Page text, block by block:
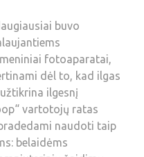
buvo
fotoaparatai,
dėl to, kad ilgas
ilgesnį
vartotojų ratas
naudoti taip
belaidėms